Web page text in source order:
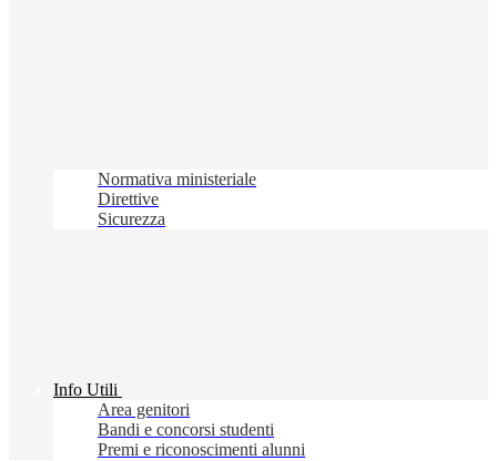
Normativa ministeriale
Direttive
Sicurezza
Info Utili
Area genitori
Bandi e concorsi studenti
Premi e riconoscimenti alunni